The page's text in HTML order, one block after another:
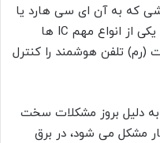
که به آن ای سی هارد یا
ای سی حافظه گوشی نیز می گویند، یکی از انواع مهم IC ها
تلفن هوشمند را کنترل
دلیل بروز مشکلات سخت
مشکل می شود، در برق